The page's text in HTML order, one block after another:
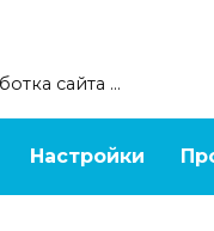
сайта …
Настройки